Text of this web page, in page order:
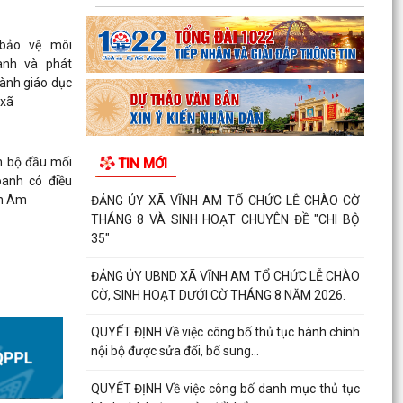
HỘI
ủy xã
nội dung
tác lãnh
phương.
Hội đồng
đồng chí
trình.
đối với Tờ
cơ sở và
đồng thời
triển
vệ môi
và phát
giáo dục
bộ đầu mối
có điều
Am
TIN MỚI
ĐẢNG ỦY XÃ VĨNH AM TỔ CHỨC LỄ CHÀO CỜ
THÁNG 8 VÀ SINH HOẠT CHUYÊN ĐỀ "CHI BỘ
35"
ĐẢNG ỦY UBND XÃ VĨNH AM TỔ CHỨC LỄ CHÀO
CỜ, SINH HOẠT DƯỚI CỜ THÁNG 8 NĂM 2026.
QUYẾT ĐỊNH Về việc công bố thủ tục hành chính
nội bộ được sửa đổi, bổ sung...
QUYẾT ĐỊNH Về việc công bố danh mục thủ tục